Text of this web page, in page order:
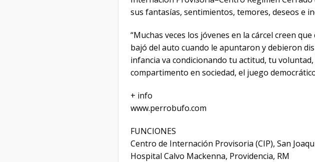
sus fantasías, sentimientos, temores, deseos e
“Muchas veces los jóvenes en la cárcel creen
bajó del auto cuando le apuntaron y debieron
infancia va condicionando tu actitud, tu
compartimento en sociedad, el juego
+ info
www.perrobufo.com
FUNCIONES
Centro de Internación Provisoria (CIP), San
Hospital Calvo Mackenna, Providencia, RM